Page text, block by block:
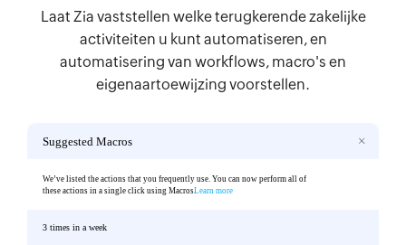
Laat Zia vaststellen welke terugkerende zakelijke
activiteiten u kunt automatiseren, en
automatisering van workflows, macro's en
eigenaartoewijzing voorstellen.